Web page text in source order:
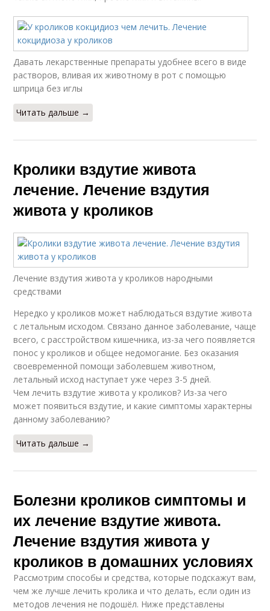
Давать лекарственные препараты удобнее всего в виде
растворов, вливая их животному в рот с помощью
шприца без иглы
Читать дальше →
Кролики вздутие живота
лечение. Лечение вздутия
живота у кроликов
Лечение вздутия живота у кроликов народными
средствами
Нередко у кроликов может наблюдаться вздутие живота
с летальным исходом. Связано данное заболевание, чаще
всего, с расстройством кишечника, из-за чего появляется
понос у кроликов и общее недомогание. Без оказания
своевременной помощи заболевшем животном,
летальный исход наступает уже через 3-5 дней.
Чем лечить вздутие живота у кроликов? Из-за чего
может появиться вздутие, и какие симптомы характерны
данному заболеванию?
Читать дальше →
Болезни кроликов симптомы и
их лечение вздутие живота.
Лечение вздутия живота у
кроликов в домашних условиях
Рассмотрим способы и средства, которые подскажут вам,
чем же лучше лечить кролика и что делать, если один из
методов лечения не подошёл. Ниже представлены